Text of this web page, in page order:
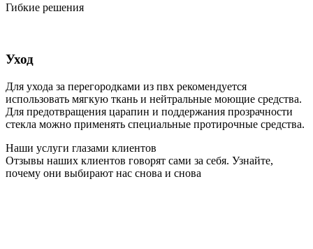
Гибкие решения
Уход
Для ухода за перегородками из пвх рекомендуется
использовать мягкую ткань и нейтральные моющие средства.
Для предотвращения царапин и поддержания прозрачности
стекла можно применять специальные протирочные средства.
Наши услуги глазами клиентов
Отзывы наших клиентов говорят сами за себя. Узнайте,
почему они выбирают нас снова и снова